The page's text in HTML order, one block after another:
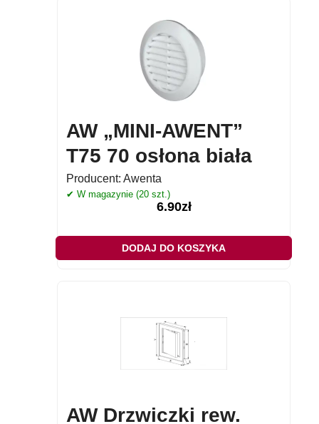
AW „MINI-AWENT”
T75 70 osłona biała
Producent: Awenta
✔ W magazynie (20 szt.)
6.90zł
DODAJ DO KOSZYKA
AW Drzwiczki rew.